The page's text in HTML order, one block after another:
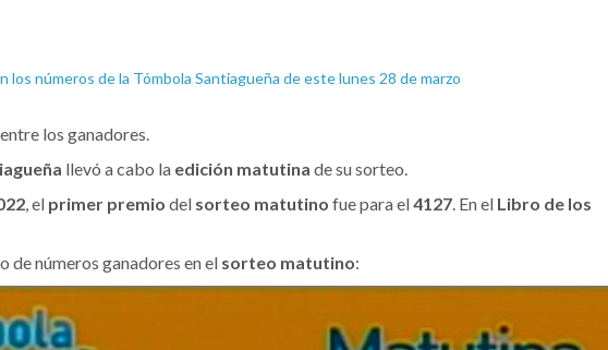
los ganadores.
llevó a cabo la edición matutina de su sorteo.
, el primer premio del sorteo matutino fue para el4127. En el Libro de los
números ganadores en el sorteo matutino: